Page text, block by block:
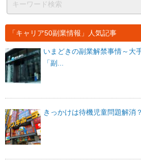
「キャリア50副業情報」人気記事
いまどきの副業解禁事情～大
「副...
きっかけは待機児童問題解消